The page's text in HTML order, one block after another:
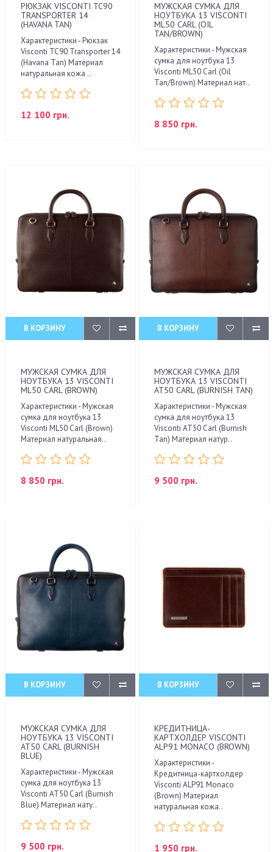
РЮКЗАК VISCONTI TC90
TRANSPORTER 14
(HAVANA TAN)
Характеристики - Рюкзак
Visconti TC90 Transporter 14
(Havana Tan) Материал
натуральная кожа ..
12 100 грн.
МУЖСКАЯ СУМКА ДЛЯ
НОУТБУКА 13 VISCONTI
ML50 CARL (OIL
TAN/BROWN)
Характеристики - Мужская
сумка для ноутбука 13
Visconti ML50 Carl (Oil
Tan/Brown) Материал нат..
8 850 грн.
В КОРЗИНУ
МУЖСКАЯ СУМКА ДЛЯ
НОУТБУКА 13 VISCONTI
ML50 CARL (BROWN)
Характеристики - Мужская
сумка для ноутбука 13
Visconti ML50 Carl (Brown)
Материал натуральная..
8 850 грн.
В КОРЗИНУ
МУЖСКАЯ СУМКА ДЛЯ
НОУТБУКА 13 VISCONTI
AT50 CARL (BURNISH TAN)
Характеристики - Мужская
сумка для ноутбука 13
Visconti AT50 Carl (Burnish
Tan) Материал натур..
9 500 грн.
В КОРЗИНУ
МУЖСКАЯ СУМКА ДЛЯ
НОУТБУКА 13 VISCONTI
AT50 CARL (BURNISH
BLUE)
Характеристики - Мужская
сумка для ноутбука 13
Visconti AT50 Carl (Burnish
Blue) Материал нату..
9 500 грн.
В КОРЗИНУ
КРЕДИТНИЦА-
КАРТХОЛДЕР VISCONTI
ALP91 MONACO (BROWN)
Характеристики -
Кредитница-картхолдер
Visconti ALP91 Monaco
(Brown) Материал
натуральная кожа..
1 950 грн.